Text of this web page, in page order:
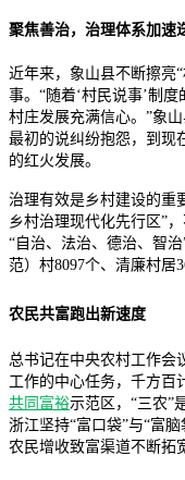
聚焦善治，治理体系加速
近年来，象山县不断擦亮
事。“随着‘村民说事’制
村庄发展充满信心。”象
最初的说纠纷抱怨，到现
的红火发展。
治理有效是乡村建设的重
乡村治理现代化先行区”
“自治、法治、德治、智
范）村8097个、清廉村居
农民共富跑出新速度
总书记在中央农村工作会
工作的中心任务，千方百
共同富裕示范区，“三农”
浙江坚持“富口袋”与“富
农民增收致富渠道不断拓